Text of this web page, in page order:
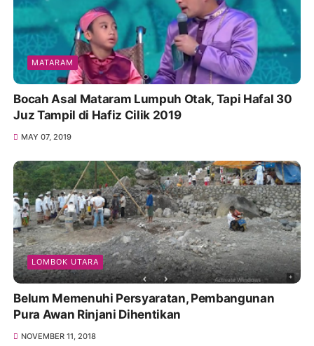
MATARAM
Bocah Asal Mataram Lumpuh Otak, Tapi Hafal 30
Juz Tampil di Hafiz Cilik 2019
MAY 07, 2019
LOMBOK UTARA
Belum Memenuhi Persyaratan, Pembangunan
Pura Awan Rinjani Dihentikan
NOVEMBER 11, 2018